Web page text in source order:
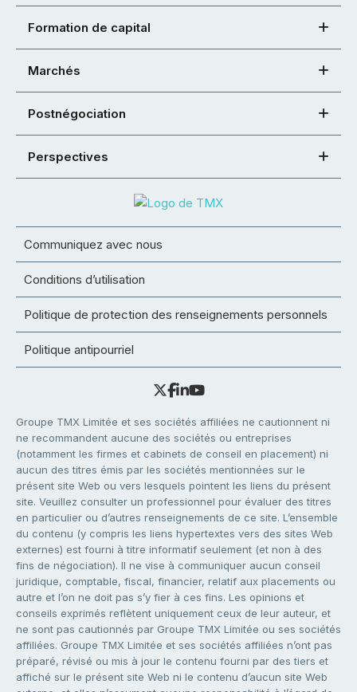
Formation de capital
Marchés
Postnégociation
Perspectives
Communiquez avec nous
Conditions d’utilisation
Politique de protection des renseignements personnels
Politique antipourriel
Groupe TMX Limitée et ses sociétés affiliées ne cautionnent ni
ne recommandent aucune des sociétés ou entreprises
(notamment les firmes et cabinets de conseil en placement) ni
aucun des titres émis par les sociétés mentionnées sur le
présent site Web ou vers lesquels pointent les liens du présent
site. Veuillez consulter un professionnel pour évaluer des titres
en particulier ou d’autres renseignements de ce site. L’ensemble
du contenu (y compris les liens hypertextes vers des sites Web
externes) est fourni à titre informatif seulement (et non à des
fins de négociation). Il ne vise à communiquer aucun conseil
juridique, comptable, fiscal, financier, relatif aux placements ou
autre et l’on ne doit pas s’y fier à ces fins. Les opinions et
conseils exprimés reflètent uniquement ceux de leur auteur, et
ne sont pas cautionnés par Groupe TMX Limitée ou ses sociétés
affiliées. Groupe TMX Limitée et ses sociétés affiliées n’ont pas
préparé, révisé ou mis à jour le contenu fourni par des tiers et
affiché sur le présent site Web ni le contenu d’aucun site Web